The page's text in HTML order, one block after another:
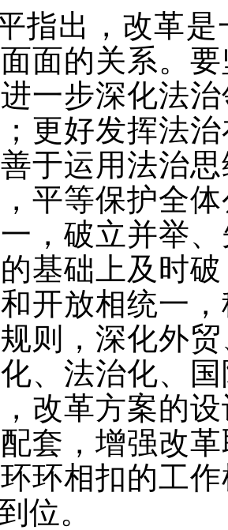
指出，改革
面的关系。
一步深化法
更好发挥法
于运用法治
平等保护全
，破立并举
基础上及时
开放相统一
则，深化外
、法治化、
改革方案的
套，增强改
环相扣的工
位。